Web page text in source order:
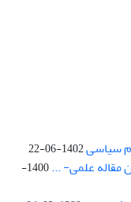
سیاسی1402-06-22
مقاله علمی- ...
1400-